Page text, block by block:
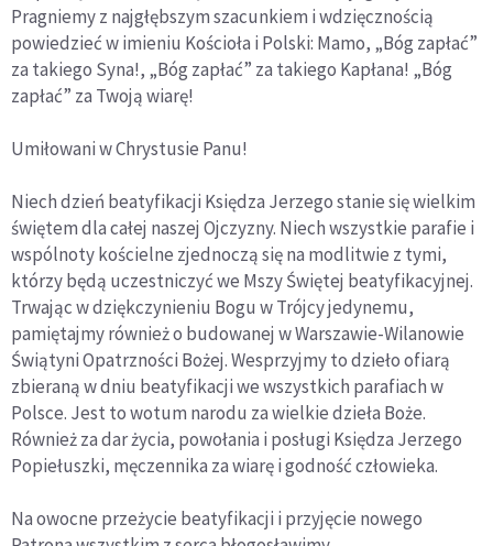
Pragniemy z najgłębszym szacunkiem i wdzięcznością
powiedzieć w imieniu Kościoła i Polski: Mamo, „Bóg zapłać”
za takiego Syna!, „Bóg zapłać” za takiego Kapłana! „Bóg
zapłać” za Twoją wiarę!
Umiłowani w Chrystusie Panu!
Niech dzień beatyfikacji Księdza Jerzego stanie się wielkim
świętem dla całej naszej Ojczyzny. Niech wszystkie parafie i
wspólnoty kościelne zjednoczą się na modlitwie z tymi,
którzy będą uczestniczyć we Mszy Świętej beatyfikacyjnej.
Trwając w dziękczynieniu Bogu w Trójcy jedynemu,
pamiętajmy również o budowanej w Warszawie-Wilanowie
Świątyni Opatrzności Bożej. Wesprzyjmy to dzieło ofiarą
zbieraną w dniu beatyfikacji we wszystkich parafiach w
Polsce. Jest to wotum narodu za wielkie dzieła Boże.
Również za dar życia, powołania i posługi Księdza Jerzego
Popiełuszki, męczennika za wiarę i godność człowieka.
Na owocne przeżycie beatyfikacji i przyjęcie nowego